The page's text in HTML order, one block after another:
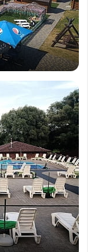
либо
условия
персонал,
лучше для
привлечением
однозначно,